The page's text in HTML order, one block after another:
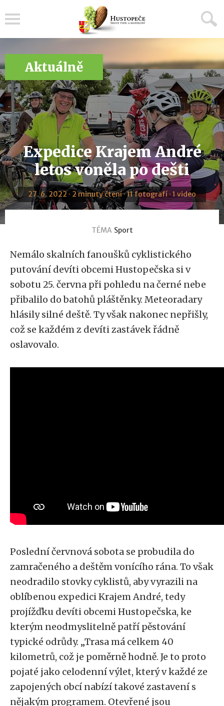
Aktuálně
Expedice Krajem André
letos voněla po dešti
27. 6. 2022 · 2 minuty čtení · 11 fotografí · 1 video
TÉMA Sport
Nemálo skalních fanoušků cyklistického
putování devíti obcemi Hustopečska si v
sobotu 25. června při pohledu na černé nebe
přibalilo do batohů pláštěnky. Meteoradary
hlásily silné deště. Ty však nakonec nepřišly,
což se každém z devíti zastávek řádně
oslavovalo.
Poslední červnová sobota se probudila do
zamračeného a deštěm vonícího rána. To však
neodradilo stovky cyklistů, aby vyrazili na
oblíbenou expedici Krajem André, tedy
projížďku devíti obcemi Hustopečska, ke
kterým neodmyslitelně patří pěstování
typické odrůdy. „Trasa má celkem 40
kilometrů, což je poměrně hodně. Je to proto
pojaté jako celodenní výlet, který v každé ze
zapojených obcí nabízí takové zastavení s
nějakým programem. Otevřené jsou